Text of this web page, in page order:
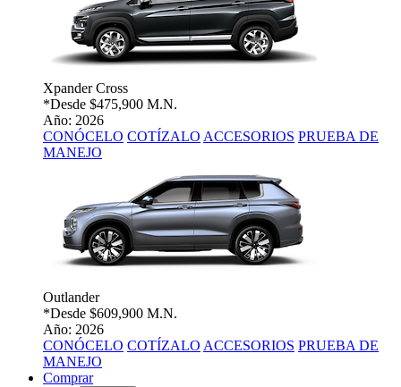
Xpander Cross
*Desde $475,900 M.N.
Año: 2026
CONÓCELO COTÍZALO ACCESORIOS PRUEBA DE
MANEJO
Outlander
*Desde $609,900 M.N.
Año: 2026
CONÓCELO COTÍZALO ACCESORIOS PRUEBA DE
MANEJO
Comprar